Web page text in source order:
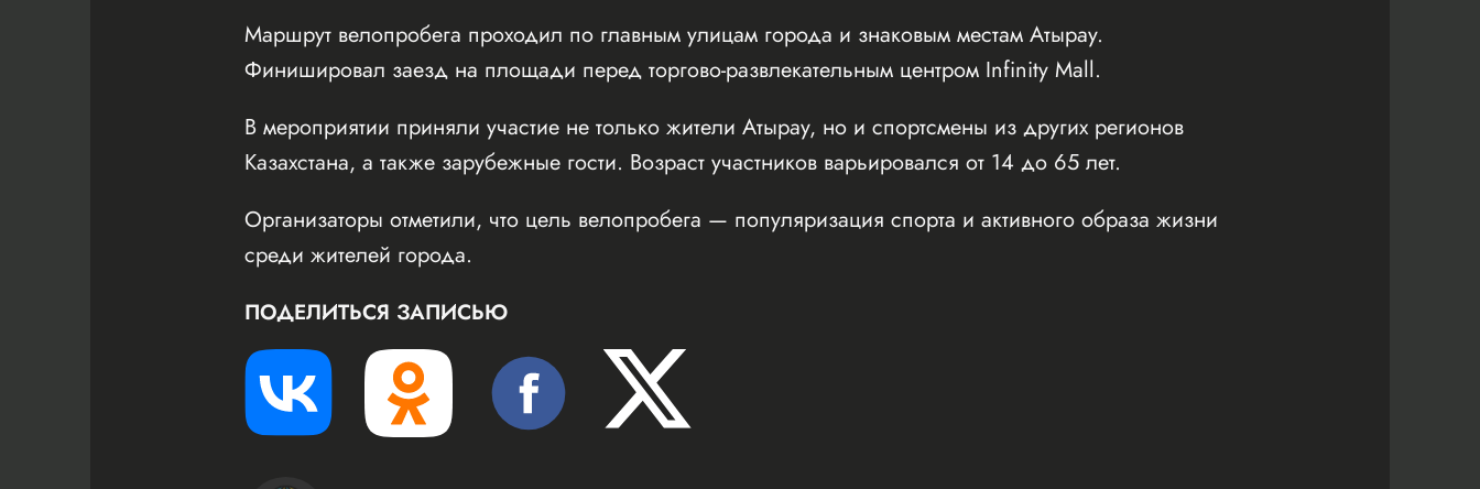
Маршрут велопробега проходил по главным улицам города и знаковым местам Атырау.
Финишировал заезд на площади перед торгово-развлекательным центром Infinity Mall.
В мероприятии приняли участие не только жители Атырау, но и спортсмены из других регионов
Казахстана, а также зарубежные гости. Возраст участников варьировался от 14 до 65 лет.
Организаторы отметили, что цель велопробега — популяризация спорта и активного образа жизни
среди жителей города.
ПОДЕЛИТЬСЯ ЗАПИСЬЮ